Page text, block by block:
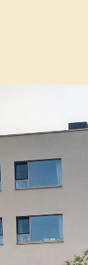
in temse